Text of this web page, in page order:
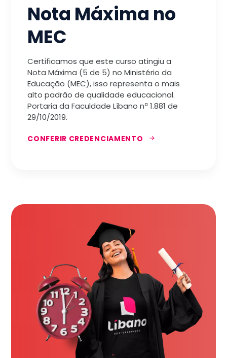
Nota Máxima no
MEC
Certificamos que este curso atingiu a
Nota Máxima (5 de 5) no Ministério da
Educação (MEC), isso representa o mais
alto padrão de qualidade educacional.
Portaria da Faculdade Líbano nª 1.881 de
29/10/2019.
CONFERIR CREDENCIAMENTO